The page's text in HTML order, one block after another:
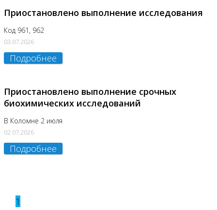
Приостановлено выполнение исследования
Код 961, 962
03.07.2026
Подробнее
Приостановлено выполнение срочных
биохимических исследований
В Коломне 2 июля
02.07.2026
Подробнее
1